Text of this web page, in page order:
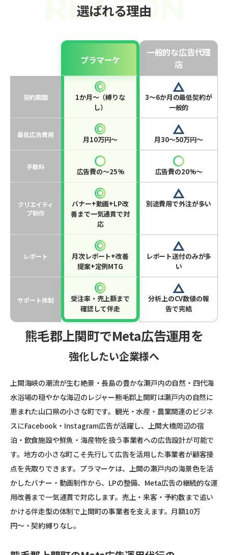
選ばれる理由
プラマーケ
一般的な広告代理
店
契約期間
1か月〜（縛りな
し）
3〜6か月の最低契約が
一般的
最低広告費用
月10万円〜 月30〜50万円〜
手数料
広告費の〜25% 広告費の20%〜
クリエイティ
ブ制作
バナー+動画+LP改
善まで一気通貫で対
応
別途費用で外注が多い
レポート
月次レポート+改善
提案+定例MTG
レポート送付のみが多
い
サポート体制
受注率・売上額まで
確認して伴走
分析上のCV数値の報
告で完結
熊毛郡上関町でMeta広告運用を
強化したい企業様へ
上関海峡の潮流が生む絶景・長島の豊かな瀬戸内の自然・四代海
水浴場の穏やかな海辺のレジャー――熊毛郡上関町は瀬戸内の自然に
恵まれた山口県の小さな町です。観光・水産・農業関連のビジネ
スにFacebook・Instagram広告が活躍し、上関大橋周辺の宿
泊・飲食施設や鮮魚・海産物を扱う事業者への広告設計が可能で
す。地方の小さな町こそ先行して広告を活用した事業者が顧客接
点を先取りできます。プラマーケは、上関の瀬戸内の海景色を活
かしたバナー・動画制作から、LPの整備、Meta広告の継続的な運
用改善まで一気通貫で対応します。売上・来客・予約数まで追い
かける伴走型の体制で上関町の事業者を支えます。月額10万
円〜・契約縛りなし。